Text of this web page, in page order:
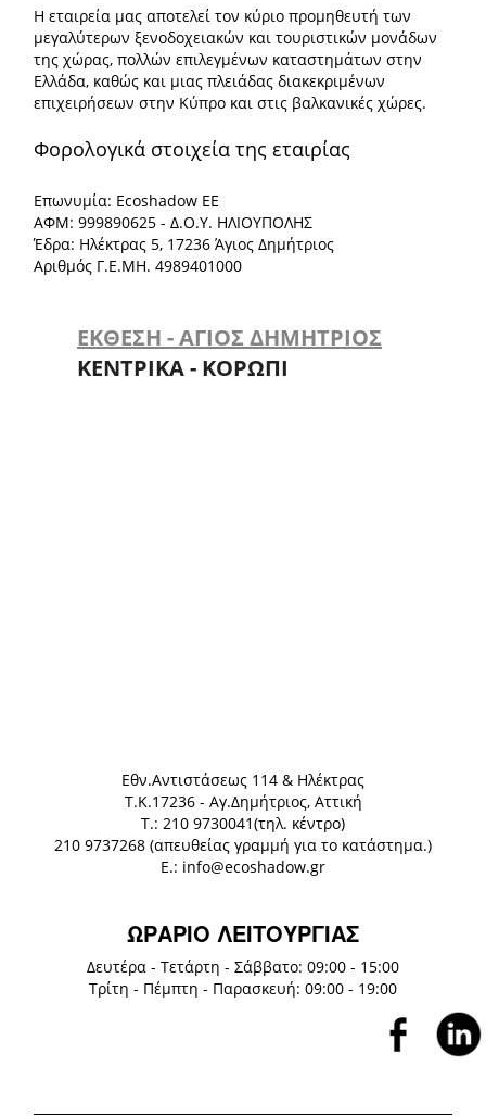
Η εταιρεία μας αποτελεί τον κύριο προμηθευτή των
μεγαλύτερων ξενοδοχειακών και τουριστικών μονάδων
της χώρας, πολλών επιλεγμένων καταστημάτων στην
Ελλάδα, καθώς και μιας πλειάδας διακεκριμένων
επιχειρήσεων στην Κύπρο και στις βαλκανικές χώρες.
Φορολογικά στοιχεία της εταιρίας
Επωνυμία: Ecoshadow ΕΕ
ΑΦΜ: 999890625 - Δ.Ο.Υ. ΗΛΙΟΥΠΟΛΗΣ
Έδρα: Ηλέκτρας 5, 17236 Άγιος Δημήτριος
Αριθμός Γ.Ε.ΜΗ. 4989401000
ΕΚΘΕΣΗ - ΑΓΙΟΣ ΔΗΜΗΤΡΙΟΣ
ΚΕΝΤΡΙΚΑ - ΚΟΡΩΠΙ
Eθν.Αντιστάσεως 114 & Ηλέκτρας
Τ.Κ.17236 - Αγ.Δημήτριος, Αττική
Τ.: 210 9730041(τηλ. κέντρο)
210 9737268 (απευθείας γραμμή για το κατάστημα.)
E.: info@ecoshadow.gr
ΩΡΑΡΙΟ ΛΕΙΤΟΥΡΓΙΑΣ
Δευτέρα - Τετάρτη - Σάββατο: 09:00 - 15:00
Τρίτη - Πέμπτη - Παρασκευή: 09:00 - 19:00